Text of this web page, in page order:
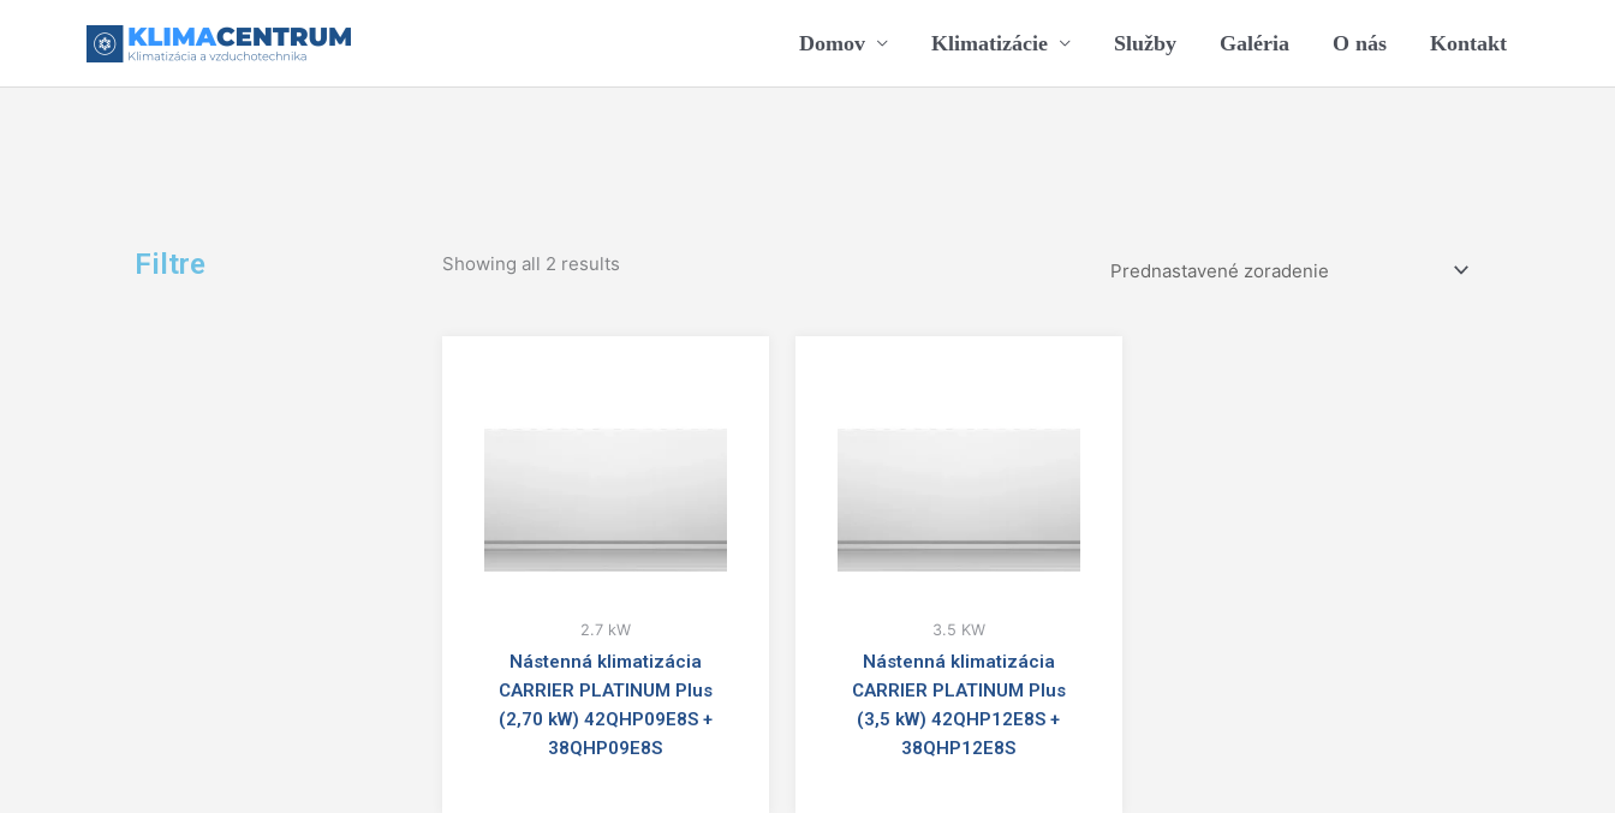
Domov Klimatizácie Služby Galéria O nás Kontakt
Filtre Showing all 2 results
2.7 kW
Nástenná klimatizácia
CARRIER PLATINUM Plus
(2,70 kW) 42QHP09E8S +
38QHP09E8S
3.5 KW
Nástenná klimatizácia
CARRIER PLATINUM Plus
(3,5 kW) 42QHP12E8S +
38QHP12E8S